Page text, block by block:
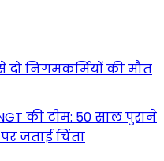
निगमकर्मियों की मौत
की टीम: 50 साल पुराने
जताई चिंता